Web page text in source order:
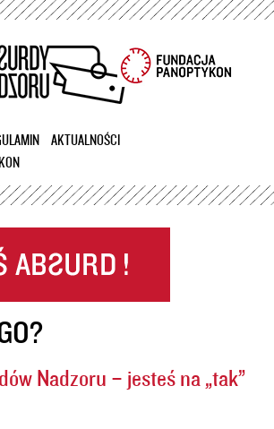
Przejdź
treści
AKTUALNOŚCI
Nadzoru – jesteś na „tak”